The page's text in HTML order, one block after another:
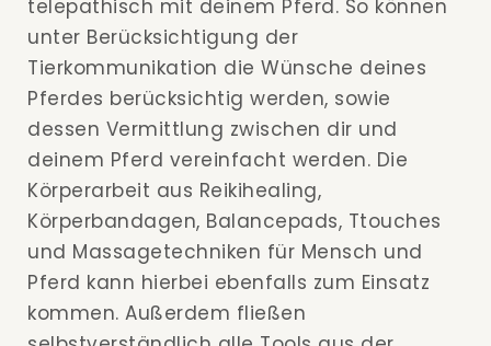
telepathisch mit deinem Pferd. So können
unter Berücksichtigung der
Tierkommunikation die Wünsche deines
Pferdes berücksichtig werden, sowie
dessen Vermittlung zwischen dir und
deinem Pferd vereinfacht werden. Die
Körperarbeit aus Reikihealing,
Körperbandagen, Balancepads, Ttouches
und Massagetechniken für Mensch und
Pferd kann hierbei ebenfalls zum Einsatz
kommen. Außerdem fließen